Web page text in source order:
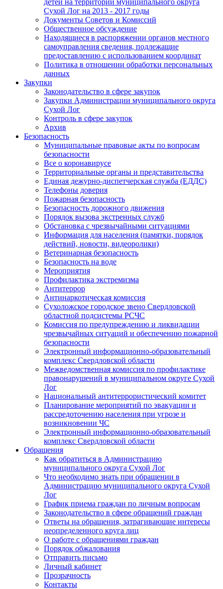
детей на территории муниципального округа
Сухой Лог на 2013 - 2017 годы
Документы Советов и Комиссий
Общественное обсуждение
Находящиеся в распоряжении органов местного
самоуправления сведения, подлежащие
предоставлению с использованием координат
Политика в отношении обработки персональных
данных
Закупки
Законодательство в сфере закупок
Закупки Администрации муниципального округа
Сухой Лог
Контроль в сфере закупок
Архив
Безопасность
Муниципальные правовые акты по вопросам
безопасности
Все о коронавирусе
Территориальные органы и представительства
Единая дежурно-диспетчерская служба (ЕДДС)
Телефоны доверия
Пожарная безопасность
Безопасность дорожного движения
Порядок вызова экстренных служб
Обстановка с чрезвычайными ситуациями
Информация для населения (памятки, порядок
действий, новости, видеоролики)
Ветеринарная безопасность
Безопасность на воде
Мероприятия
Профилактика экстремизма
Антитеррор
Антинаркотическая комиссия
Сухоложское городское звено Свердловской
областной подсистемы РСЧС
Комиссия по предупреждению и ликвидации
чрезвычайных ситуаций и обеспечению пожарной
безопасности
Электронный информационно-образовательный
комплекс Cвердловской области
Межведомственная комиссия по профилактике
правонарушений в муниципальном округе Сухой
Лог
Национальный антитеррористический комитет
Планирование мероприятий по эвакуации и
рассредоточению населения при угрозе и
возникновении ЧС
Электронный информационно-образовательный
комплекс Свердловской области
Обращения
Как обратиться в Администрацию
муниципального округа Сухой Лог
Что необходимо знать при обращении в
Администрацию муниципального округа Сухой
Лог
График приема граждан по личным вопросам
Законодательство в сфере обращений граждан
Ответы на обращения, затрагивающие интересы
неопределенного круга лиц
О работе с обращениями граждан
Порядок обжалования
Отправить письмо
Личный кабинет
Прозрачность
Контакты